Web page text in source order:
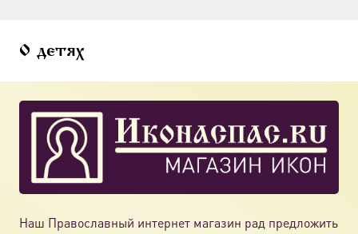
О детях
Наш Православный интернет магазин рад предложить